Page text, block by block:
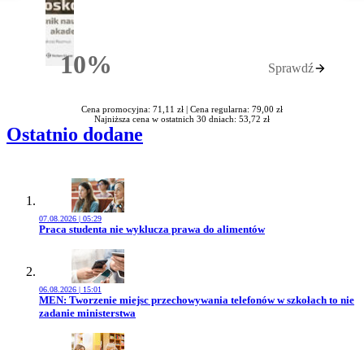
10%Rabatu Sprawdź
Cena promocyjna: 71,11 zł | Cena regularna: 79,00 zł
Najniższa cena w ostatnich 30 dniach: 53,72 zł
Ostatnio dodane
07.08.2026 | 05:29
Przejdź do artykułu:
Praca studenta nie wyklucza prawa do alimentów
06.08.2026 | 15:01
Przejdź do artykułu:
MEN: Tworzenie miejsc przechowywania telefonów w szkołach to nie
zadanie ministerstwa